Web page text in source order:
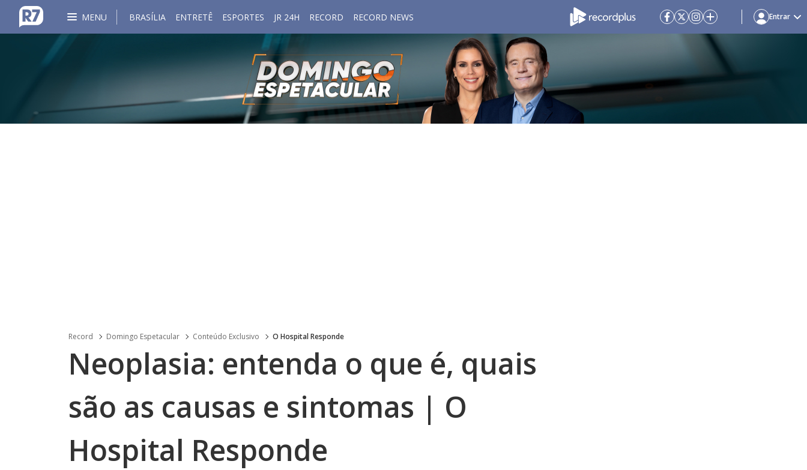
MENU BRASÍLIA ENTRETÊ ESPORTES JR 24H RECORD RECORD NEWS Entrar
Record Domingo Espetacular Conteúdo Exclusivo O Hospital Responde
Neoplasia: entenda o que é, quais
são as causas e sintomas | O
Hospital Responde